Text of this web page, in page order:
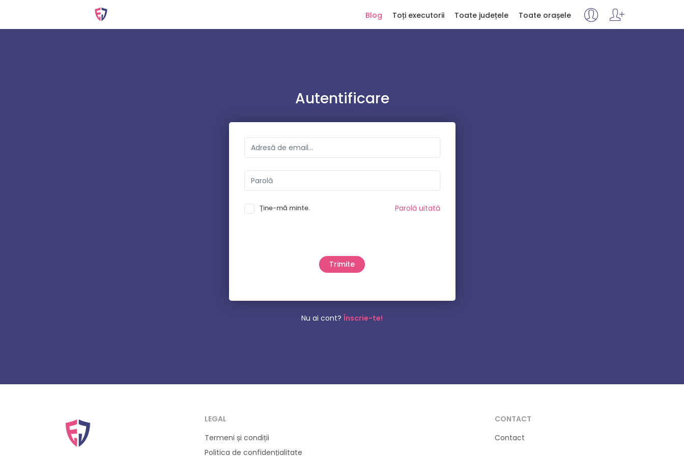
Blog Toți executorii Toate județele Toate orașele
Autentificare
Ține-mă minte. Parolă uitată
Nu ai cont? Înscrie-te!
LEGAL
Termeni și condiții
Politica de confidențialitate
CONTACT
Contact